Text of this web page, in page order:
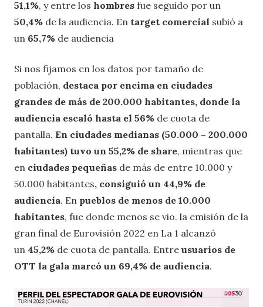
51,1%, y entre los hombres fue seguido por un
50,4% de la audiencia. En target comercial subió a
un 65,7% de audiencia
Si nos fijamos en los datos por tamaño de
población, destaca por encima en ciudades
grandes de más de 200.000 habitantes, donde la
audiencia escaló hasta el 56% de cuota de
pantalla. En ciudades medianas (50.000 – 200.000
habitantes) tuvo un 55,2% de share, mientras que
en ciudades pequeñas de más de entre 10.000 y
50.000 habitantes, consiguió un 44,9% de
audiencia. En pueblos de menos de 10.000
habitantes, fue donde menos se vio. la emisión de la
gran final de Eurovisión 2022 en La 1 alcanzó
un 45,2% de cuota de pantalla. Entre usuarios de
OTT la gala marcó un 69,4% de audiencia.